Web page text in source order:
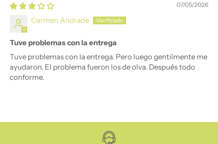
07/05/2026
Carmen Andrade
Tuve problemas con la entrega
Tuve problemas con la entrega. Pero luego gentilmente me
ayudaron. El problema fueron los de olva. Después todo
conforme.